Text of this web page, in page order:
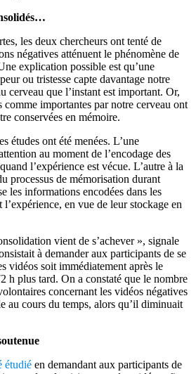
les deux chercheurs ont tenté de
négatives atténuent le phénomène de
explication possible est qu’une
ou tristesse capte davantage notre
cerveau que l’instant est important. Or,
comme importantes par notre cerveau ont
conservées en mémoire.
études ont été menées. L’une
au moment de l’encodage des
l’expérience est vécue. L’autre à la
processus de mémorisation durant
les informations encodées dans les
en vue de leur stockage en
vient de s’achever », signale
à demander aux participants de se
vidéos soit immédiatement après le
h plus tard. On a constaté que le nombre
concernant les vidéos négatives
au cours du temps, alors qu’il diminuait
étudié en demandant aux participants de